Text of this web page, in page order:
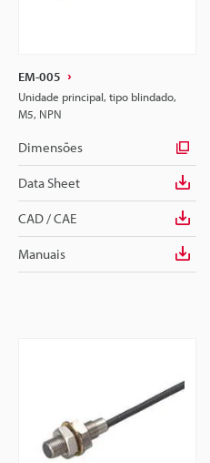
EM-005
Unidade principal, tipo blindado,
M5, NPN
Dimensões
Data Sheet
CAD / CAE
Manuais